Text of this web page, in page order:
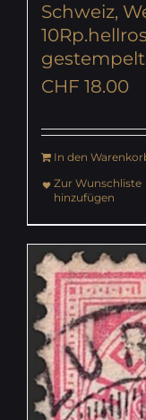
Schweiz,
gestempelt
CHF 18.00
In den
Zur Wunschliste
hinzufügen